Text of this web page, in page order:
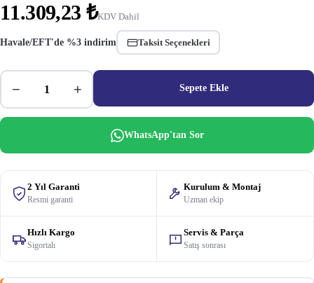
11.309,23 ₺KDV Dahil
Havale/EFT'de %3 indirim Taksit Seçenekleri
− + Sepete Ekle
WhatsApp'tan Sor
2 Yıl Garanti
Resmi garanti
Kurulum & Montaj
Uzman ekip
Hızlı Kargo
Sigortalı
Servis & Parça
Satış sonrası